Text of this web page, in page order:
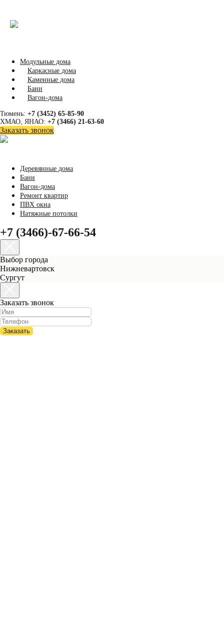
Модульные дома
Каркасные дома
Каменные дома
Бани
Вагон-дома
Тюмень: +7 (3452) 65-85-90
ХМАО, ЯНАО: +7 (3466) 21-63-60
Заказать звонок
Деревянные дома
Бани
Вагон-дома
Ремонт квартир
ПВХ окна
Натяжные потолки
+7 (3466)-67-66-54
Выбор города
Нижневартовск
Сургут
Заказать звонок
Заказать